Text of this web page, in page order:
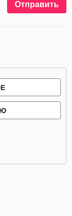
Отправить